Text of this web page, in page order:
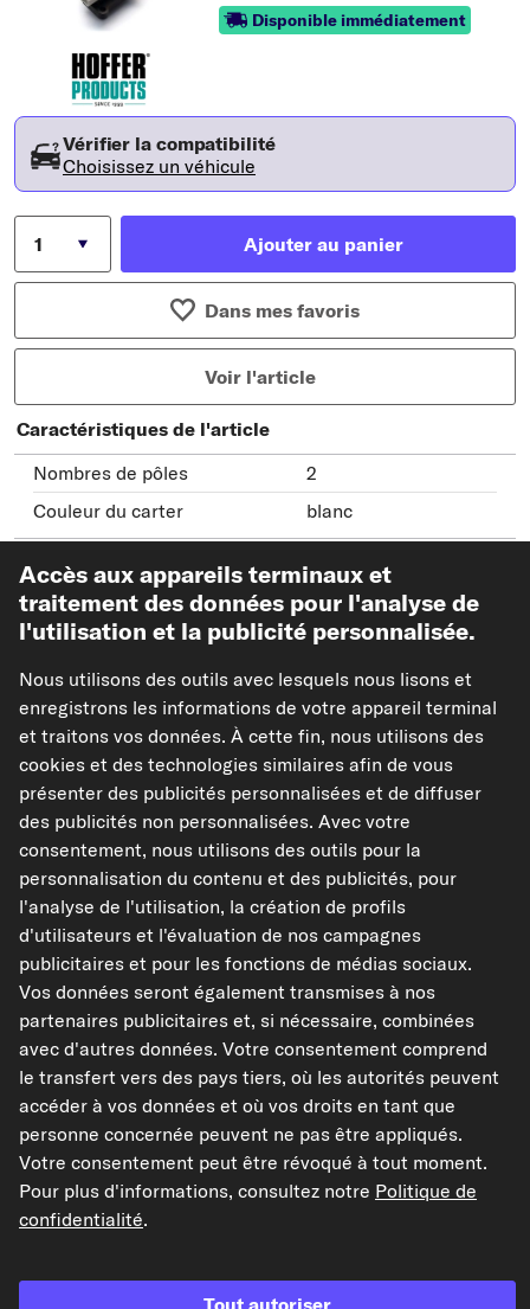
Disponible immédiatement
Vérifier la compatibilité
Choisissez un véhicule
Ajouter au panier
Dans mes favoris
Voir l'article
Caractéristiques de l'article
Nombres de pôles
2
Couleur du carter
blanc
Afficher les références constructeur (N° OEM)
Modèles de véhicules compatibles
MAPCO Bobine d'allumage
Réf : 80530
11,01 €
TVA de 20% incluse,
Disponible immédiatement
Vérifier la compatibilité
Choisissez un véhicule
Ajouter au panier
Dans mes favoris
Voir l'article
Équipement véhicule
pour véhicules avec
Accès aux appareils terminaux et
traitement des données pour l'analyse de
l'utilisation et la publicité personnalisée.
Nous utilisons des outils avec lesquels nous lisons et
enregistrons les informations de votre appareil terminal
et traitons vos données. À cette fin, nous utilisons des
cookies et des technologies similaires afin de vous
présenter des publicités personnalisées et de diffuser
des publicités non personnalisées. Avec votre
consentement, nous utilisons des outils pour la
personnalisation du contenu et des publicités, pour
l'analyse de l'utilisation, la création de profils
d'utilisateurs et l'évaluation de nos campagnes
publicitaires et pour les fonctions de médias sociaux.
Vos données seront également transmises à nos
partenaires publicitaires et, si nécessaire, combinées
avec d'autres données. Votre consentement comprend
le transfert vers des pays tiers, où les autorités peuvent
accéder à vos données et où vos droits en tant que
personne concernée peuvent ne pas être appliqués.
Votre consentement peut être révoqué à tout moment.
Pour plus d'informations, consultez notre Politique de
confidentialité.
Tout autoriser